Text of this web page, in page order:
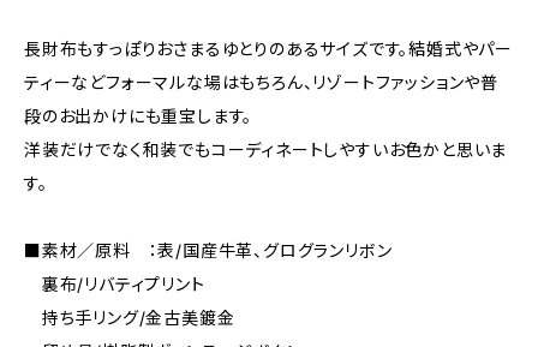
長財布もすっぽりおさまるゆとりのあるサイズです。結婚式やパー
ティーなどフォーマルな場はもちろん、リゾートファッションや普
段のお出かけにも重宝します。
洋装だけでなく和装でもコーディネートしやすいお色かと思いま
す。
■素材／原料 ：表/国産牛革、グログランリボン
裏布/リバティプリント
持ち手リング/金古美鍍金